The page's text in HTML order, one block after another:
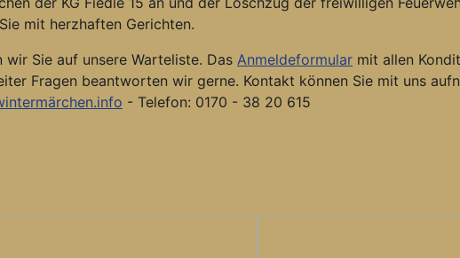
mit herzhaften Gerichten.
Sie auf unsere Warteliste. Das Anmeldeformular mit allen
Fragen beantworten wir gerne. Kontakt können Sie mit uns
- Telefon: 0170 - 38 20 615